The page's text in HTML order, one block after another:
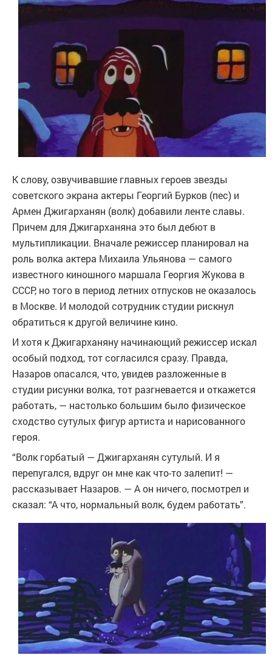
К слову, озвучивавшие главных героев звезды
советского экрана актеры Георгий Бурков (пес) и
Армен Джигарханян (волк) добавили ленте славы.
Причем для Джигарханяна это был дебют в
мультипликации. Вначале режиссер планировал на
роль волка актера Михаила Ульянова — самого
известного киношного маршала Георгия Жукова в
СССР, но того в период летних отпусков не оказалось
в Москве. И молодой сотрудник студии рискнул
обратиться к другой величине кино.
И хотя к Джигарханяну начинающий режиссер искал
особый подход, тот согласился сразу. Правда,
Назаров опасался, что, увидев разложенные в
студии рисунки волка, тот разгневается и откажется
работать, — настолько большим было физическое
сходство сутулых фигур артиста и нарисованного
героя.
“Волк горбатый — Джигарханян сутулый. И я
перепугался, вдруг он мне как что-то залепит! —
рассказывает Назаров. — А он ничего, посмотрел и
сказал: “А что, нормальный волк, будем работать”.